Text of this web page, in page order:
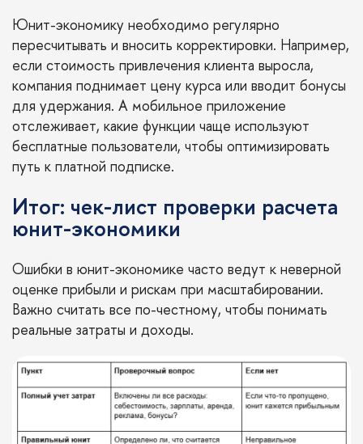
Юнит-экономику необходимо регулярно
пересчитывать и вносить корректировки. Например,
если стоимость привлечения клиента выросла,
компания поднимает цену курса или вводит бонусы
для удержания. А мобильное приложение
отслеживает, какие функции чаще используют
бесплатные пользователи, чтобы оптимизировать
путь к платной подписке.
Итог: чек-лист проверки расчета
юнит-экономики
Ошибки в юнит-экономике часто ведут к неверной
оценке прибыли и рискам при масштабировании.
Важно считать все по-честному, чтобы понимать
реальные затраты и доходы.